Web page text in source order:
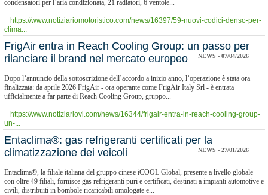
condensatori per l’aria condizionata, 21 radiatori, 6 ventole...
https://www.notiziariomotoristico.com/news/16397/59-nuovi-codici-denso-per-
clima...
FrigAir entra in Reach Cooling Group: un passo per
rilanciare il brand nel mercato europeo
NEWS - 07/04/2026
Dopo l’annuncio della sottoscrizione dell’accordo a inizio anno, l’operazione è stata ora
finalizzata: da aprile 2026 FrigAir - ora operante come FrigAir Italy Srl - è entrata
ufficialmente a far parte di Reach Cooling Group, gruppo...
https://www.notiziariovi.com/news/16344/frigair-entra-in-reach-cooling-group-
un-...
​Entaclima®: gas refrigeranti certificati per la
climatizzazione dei veicoli
NEWS - 27/01/2026
Entaclima®, la filiale italiana del gruppo cinese iCOOL Global, presente a livello globale
con oltre 49 filiali, fornisce gas refrigeranti puri e certificati, destinati a impianti automotive e
civili, distribuiti in bombole ricaricabili omologate e...